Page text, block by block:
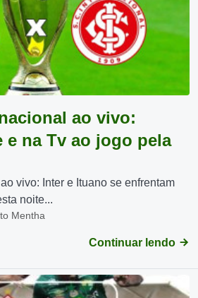
ao vivo:
e na Tv ao jogo pela
vivo: Inter e Ituano se enfrentam
noite...
Mentha
Continuar lendo